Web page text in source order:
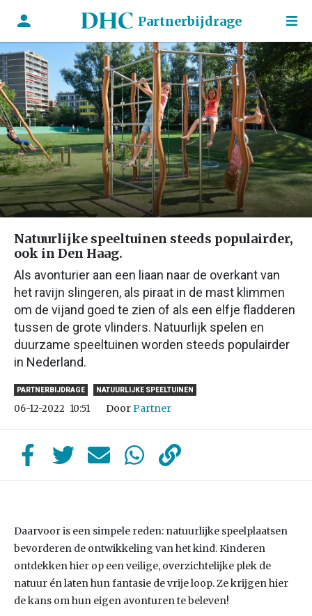
Partnerbijdrage
Natuurlijke speeltuinen steeds populairder,
ook in Den Haag.
Als avonturier aan een liaan naar de overkant van
het ravijn slingeren, als piraat in de mast klimmen
om de vijand goed te zien of als een elfje fladderen
tussen de grote vlinders. Natuurlijk spelen en
duurzame speeltuinen worden steeds populairder
in Nederland.
PARTNERBIJDRAGE NATUURLIJKE SPEELTUINEN
06-12-2022 10:51 DoorPartner
Daarvoor is een simpele reden: natuurlijke speelplaatsen
bevorderen de ontwikkeling van het kind. Kinderen
ontdekken hier op een veilige, overzichtelijke plek de
natuur én laten hun fantasie de vrije loop. Ze krijgen hier
de kans om hun eigen avonturen te beleven!